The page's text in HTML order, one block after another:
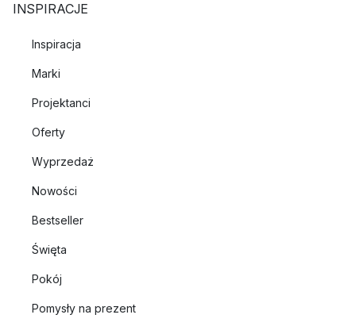
INSPIRACJE
Inspiracja
Marki
Projektanci
Oferty
Wyprzedaż
Nowości
Bestseller
Święta
Pokój
Pomysły na prezent